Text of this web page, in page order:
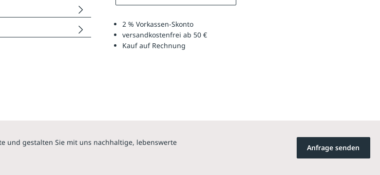
2 % Vorkassen-Skonto
versandkostenfrei ab 50 €
Kauf auf Rechnung
und gestalten Sie mit uns nachhaltige, lebenswerte
Anfrage senden